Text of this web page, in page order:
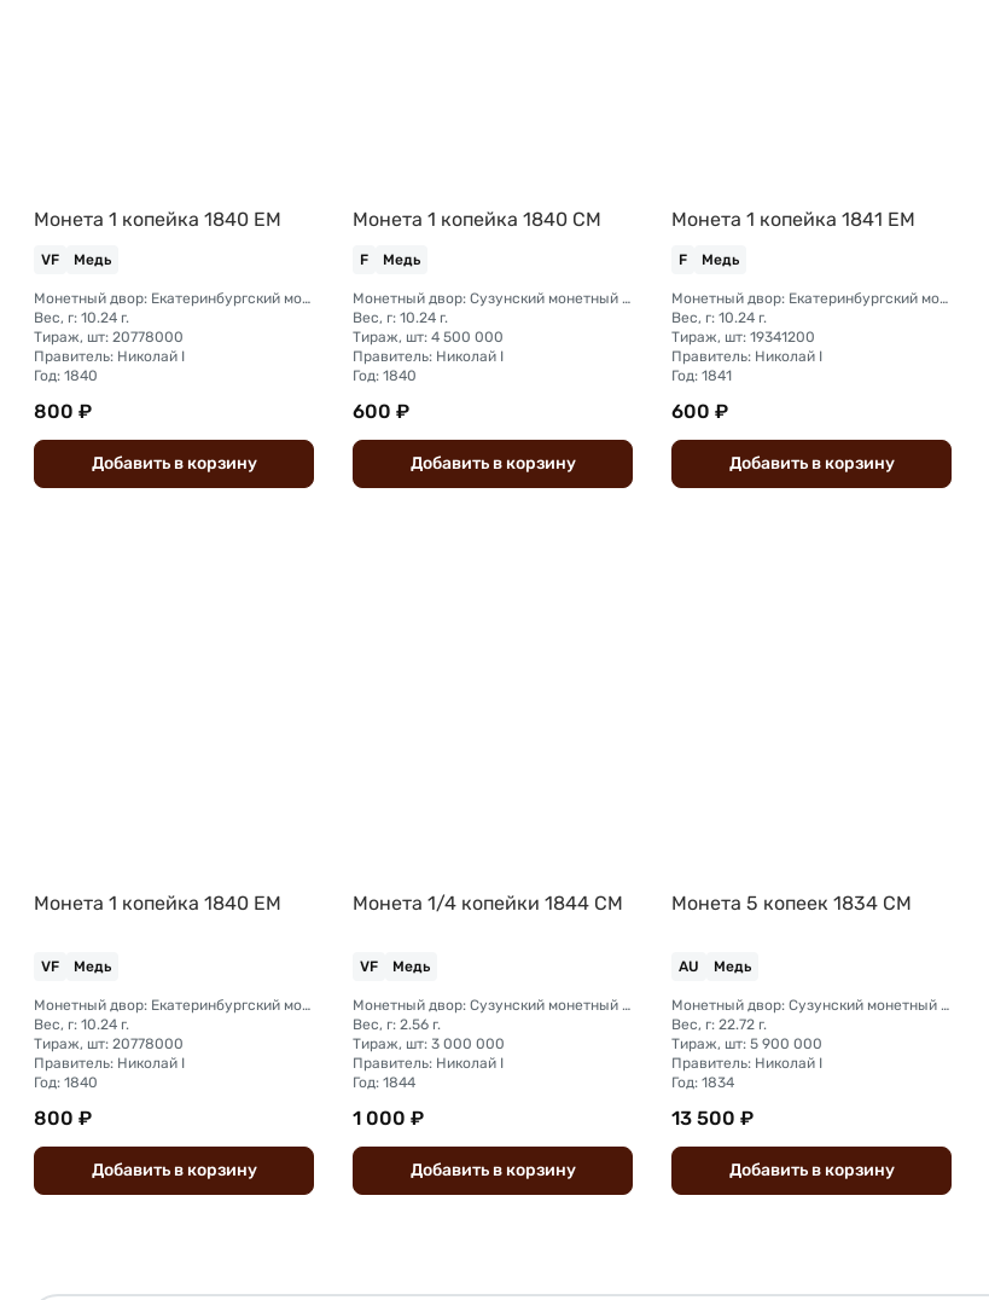
Монета 1 копейка 1840 ЕМ
VF Медь
Монетный двор: Екатеринбургский монетный двор
Вес, г: 10.24 г.
Тираж, шт: 20778000
Правитель: Николай I
Год: 1840
800 ₽
Добавить вкорзину
Монета 1 копейка 1840 СМ
F Медь
Монетный двор: Сузунский монетный двор (Сибирь)
Вес, г: 10.24 г.
Тираж, шт: 4 500 000
Правитель: Николай I
Год: 1840
600 ₽
Добавить вкорзину
Монета 1 копейка 1841 ЕМ
F Медь
Монетный двор: Екатеринбургский монетный двор
Вес, г: 10.24 г.
Тираж, шт: 19341200
Правитель: Николай I
Год: 1841
600 ₽
Добавить вкорзину
Монета 1 копейка 1840 ЕМ
VF Медь
Монетный двор: Екатеринбургский монетный двор
Вес, г: 10.24 г.
Тираж, шт: 20778000
Правитель: Николай I
Год: 1840
800 ₽
Добавить вкорзину
Монета 1/4 копейки 1844 СМ
VF Медь
Монетный двор: Сузунский монетный двор (Сибирь)
Вес, г: 2.56 г.
Тираж, шт: 3 000 000
Правитель: Николай I
Год: 1844
1 000 ₽
Добавить вкорзину
Монета 5 копеек 1834 СМ
AU Медь
Монетный двор: Сузунский монетный двор (Сибирь)
Вес, г: 22.72 г.
Тираж, шт: 5 900 000
Правитель: Николай I
Год: 1834
13 500 ₽
Добавить вкорзину